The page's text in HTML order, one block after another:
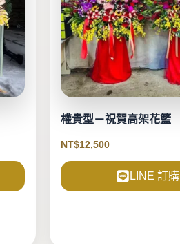
權貴型－祝賀高架花籃
NT$12,500
LINE 訂購